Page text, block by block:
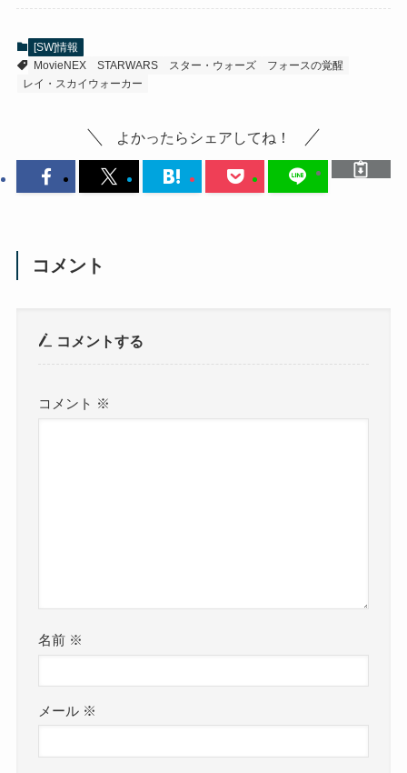
[SW]情報
MovieNEX
STARWARS スター・ウォーズ
フォースの覚醒
レイ・スカイウォーカー
よかったらシェアしてね！
コメント
コメントする
コメント ※
名前 ※
メール ※